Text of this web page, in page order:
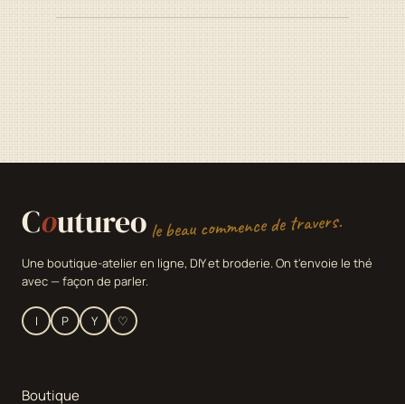
Coutureole beau commence de travers.
Une boutique-atelier en ligne, DIY et broderie. On t'envoie le thé
avec — façon de parler.
I P Y ♡
Boutique